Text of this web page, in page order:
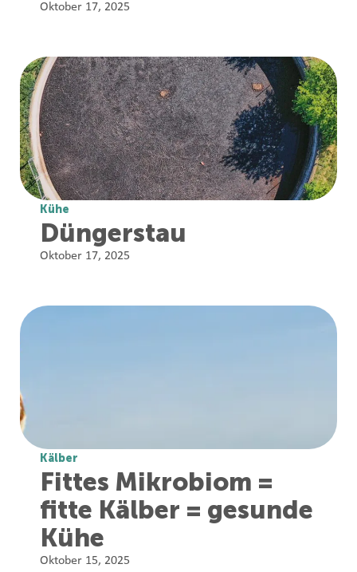
Oktober 17, 2025
Kühe
Düngerstau
Oktober 17, 2025
Kälber
Fittes Mikrobiom =
fitte Kälber = gesunde
Kühe
Oktober 15, 2025